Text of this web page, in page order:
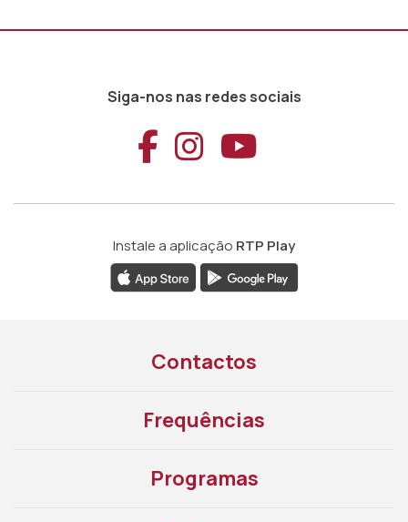
Siga-nos nas redes sociais
Aceder ao
Aceder ao
Aceder
Instale a aplicação RTP Play
Contactos
Frequências
Programas